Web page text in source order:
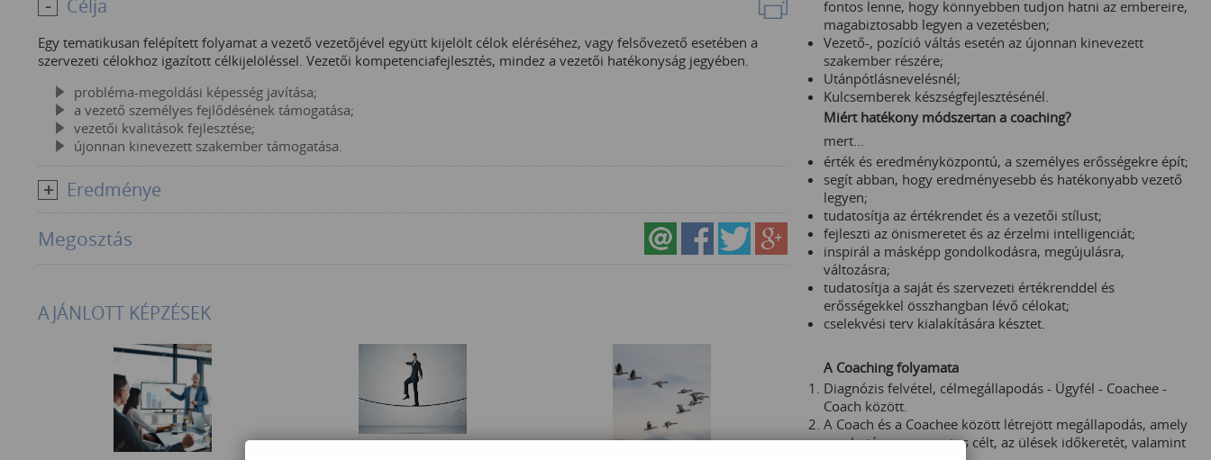
Célja
Egy tematikusan felépített folyamat a vezető vezetőjével együtt kijelölt célok eléréséhez, vagy felsővezető esetében a
szervezeti célokhoz igazított célkijelöléssel. Vezetői kompetenciafejlesztés, mindez a vezetői hatékonyság jegyében.
probléma-megoldási képesség javítása;
a vezető személyes fejlődésének támogatása;
vezetői kvalitások fejlesztése;
újonnan kinevezett szakember támogatása.
Eredménye
Megosztás
fontos lenne, hogy könnyebben tudjon hatni az embereire,
magabiztosabb legyen a vezetésben;
Vezető-, pozíció váltás esetén az újonnan kinevezett
szakember részére;
Utánpótlásnevelésnél;
Kulcsemberek készségfejlesztésénél.
Miért hatékony módszertan a coaching?
mert...
érték és eredményközpontú, a személyes erősségekre épít;
segít abban, hogy eredményesebb és hatékonyabb vezető
legyen;
tudatosítja az értékrendet és a vezetői stílust;
fejleszti az önismeretet és az érzelmi intelligenciát;
inspirál a másképp gondolkodásra, megújulásra,
változásra;
tudatosítja a saját és szervezeti értékrenddel és
erősségekkel összhangban lévő célokat;
cselekvési terv kialakítására késztet.
A Coaching folyamata
Diagnózis felvétel, célmegállapodás - Ügyfél - Coachee -
Coach között.
A Coach és a Coachee között létrejött megállapodás, amely
meghatározza a pontos célt, az ülések időkeretét, valamint
AJÁNLOTT KÉPZÉSEK